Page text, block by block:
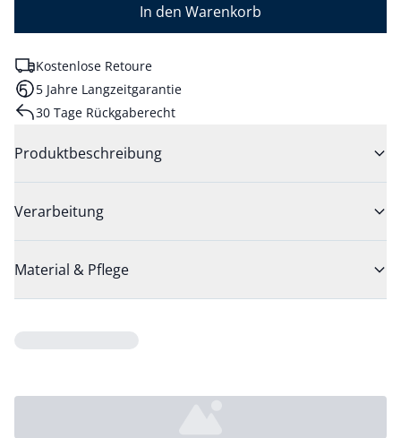
In den Warenkorb
Kostenlose Retoure
5 Jahre Langzeitgarantie
30 Tage Rückgaberecht
Produktbeschreibung
Verarbeitung
Material & Pflege